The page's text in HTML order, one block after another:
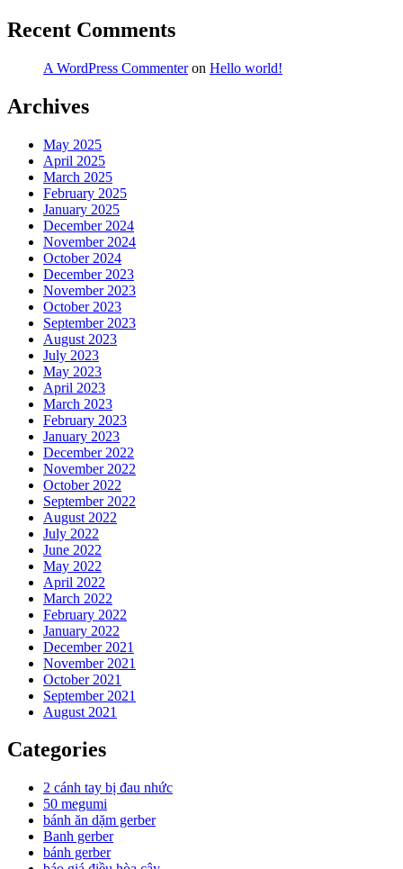
Recent Comments
A WordPress Commenteron Hello world!
Archives
May 2025
April 2025
March 2025
February 2025
January 2025
December 2024
November 2024
October 2024
December 2023
November 2023
October 2023
September 2023
August 2023
July 2023
May 2023
April 2023
March 2023
February 2023
January 2023
December 2022
November 2022
October 2022
September 2022
August 2022
July 2022
June 2022
May 2022
April 2022
March 2022
February 2022
January 2022
December 2021
November 2021
October 2021
September 2021
August 2021
Categories
2 cánh tay bị đau nhức
50 megumi
bánh ăn dặm gerber
Banh gerber
bánh gerber